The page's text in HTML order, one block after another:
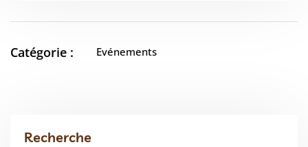
Catégorie : Evénements
Recherche